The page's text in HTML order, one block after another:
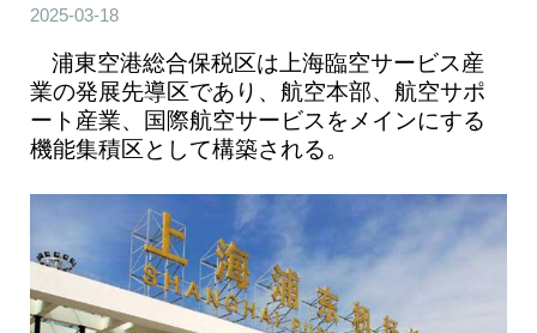
2025-03-18
浦東空港総合保税区は上海臨空サービス産
業の発展先導区であり、航空本部、航空サポ
ート産業、国際航空サービスをメインにする
機能集積区として構築される。